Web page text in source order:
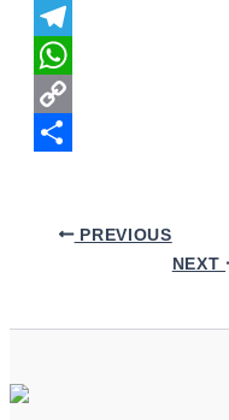
Facebook
Telegram
WhatsApp
Copy
PREVIOUS
NEXT